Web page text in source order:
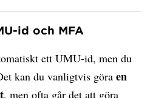
id och MFA
ett UMU-id, men du
kan du vanligtvis göra en
, men ofta går det att göra